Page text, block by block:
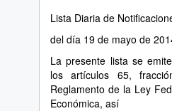
Lista Diaria de
del día 19 de mayo de
La presente lista se
los artículos 65,
Reglamento de la Ley
Económica, así